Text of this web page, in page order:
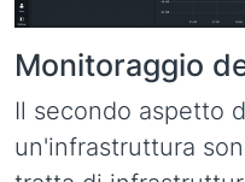
Monitoraggio
Il secondo aspetto
un'infrastruttura